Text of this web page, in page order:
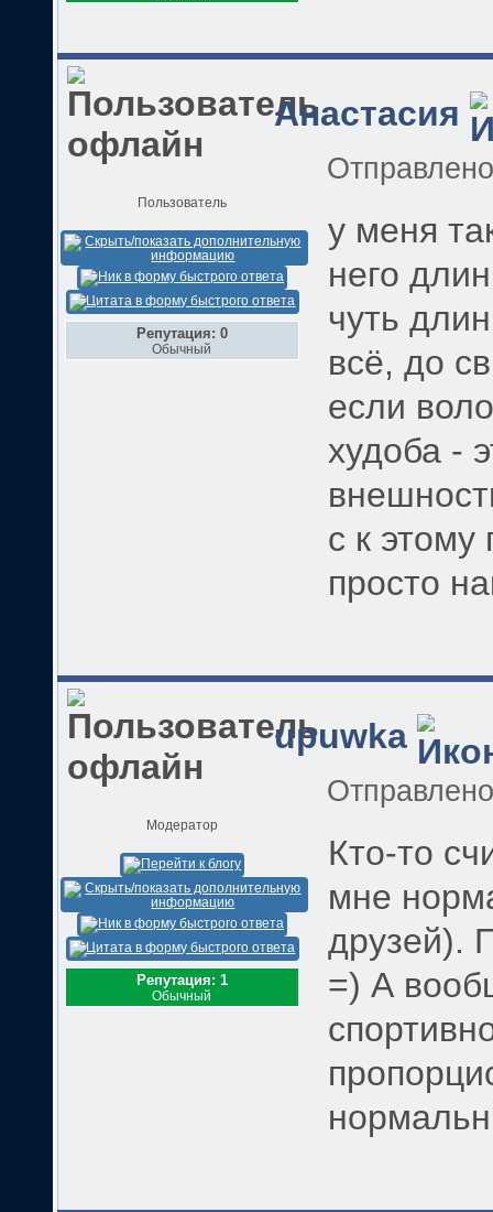
Анастасия
Пользователь
Репутация: 0
Обычный
у меня
него
чуть
всё, до
если
худоба -
с к
просто
upuwka
Модератор
Репутация: 1
Обычный
Кто-то
мне
друзей).
=) А